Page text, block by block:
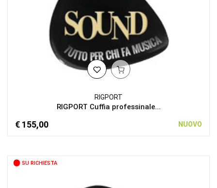
RIGPORT
RIGPORT Cuffia professinale...
€ 155,00 NUOVO
SU RICHIESTA